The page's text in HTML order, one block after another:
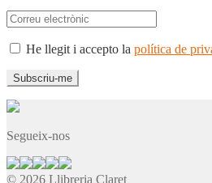
He llegit i accepto la política de
Segueix-nos
© 2026 Llibreria Claret